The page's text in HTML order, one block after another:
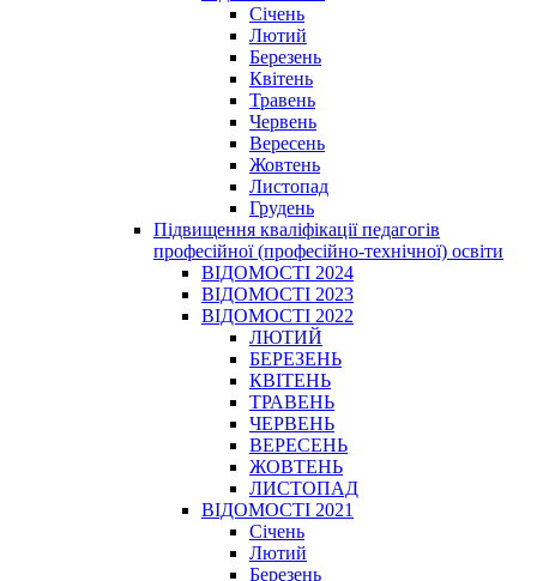
Січень
Лютий
Березень
Квітень
Травень
Червень
Вересень
Жовтень
Листопад
Грудень
Підвищення кваліфікації педагогів
професійної (професійно-технічної) освіти
ВІДОМОСТІ 2024
ВІДОМОСТІ 2023
ВІДОМОСТІ 2022
ЛЮТИЙ
БЕРЕЗЕНЬ
КВІТЕНЬ
ТРАВЕНЬ
ЧЕРВЕНЬ
ВЕРЕСЕНЬ
ЖОВТЕНЬ
ЛИСТОПАД
ВІДОМОСТІ 2021
Січень
Лютий
Березень